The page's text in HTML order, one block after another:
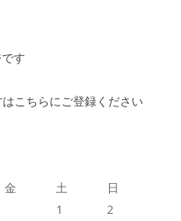
す
こちらにご登録ください
金 土
日
1
2